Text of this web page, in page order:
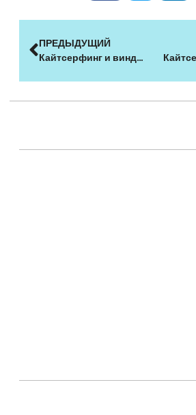
ПРЕДЫДУЩИЙ
Кайтсерфинг и виндсерфинг: Какой вид спорта Вам подходит?